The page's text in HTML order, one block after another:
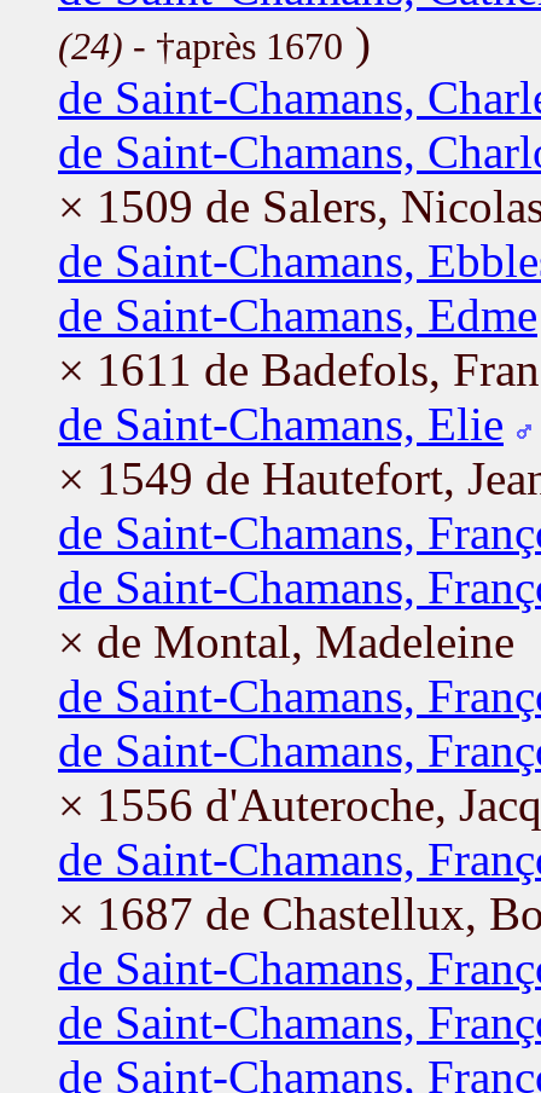
(24) - †après 1670 )
de Saint-Chamans,
de Saint-Chamans,
× 1509 de Salers,
de Saint-Chamans,
de Saint-Chamans, Edme
× 1611 de Badefols,
de Saint-Chamans, Elie
× 1549 de Hautefort,
de Saint-Chamans,
de Saint-Chamans,
× de Montal, Madeleine
de Saint-Chamans,
de Saint-Chamans,
× 1556 d'Auteroche,
de Saint-Chamans,
× 1687 de Chastellux,
de Saint-Chamans,
de Saint-Chamans,
de Saint-Chamans,